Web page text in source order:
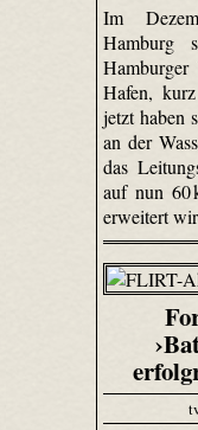
Im
Hamburg
Hamburger
Hafen,
jetzt haben
an der
das
auf nun 60
erweitert